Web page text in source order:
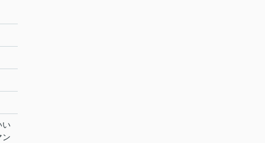
い
ン